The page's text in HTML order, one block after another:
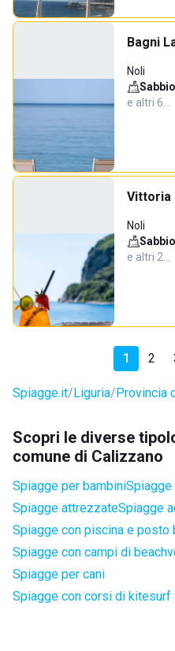
Bagni
Noli
e altri 6…
Vittoria
Noli
e altri 2…
1 2
Spiagge.it Liguria Provincia
Scopri le diverse
comune di Calizzano
Spiagge per bambiniSpiagge
Spiagge attrezzateSpiagge
Spiagge con piscina e posto
Spiagge con campi di
Spiagge per cani
Spiagge con corsi di